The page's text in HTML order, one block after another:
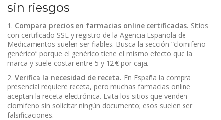
sin riesgos
1. Compara precios en farmacias online certificadas. Sitios
con certificado SSL y registro de la Agencia Española de
Medicamentos suelen ser fiables. Busca la sección “clomifeno
genérico” porque el genérico tiene el mismo efecto que la
marca y suele costar entre 5 y 12 € por caja.
2. Verifica la necesidad de receta. En España la compra
presencial requiere receta, pero muchas farmacias online
aceptan la receta electrónica. Evita los sitios que venden
clomifeno sin solicitar ningún documento; esos suelen ser
falsificaciones.